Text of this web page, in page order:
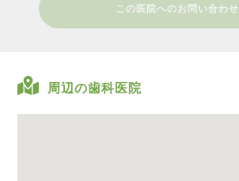
この医院へのお問い合わせ
周辺の歯科医院